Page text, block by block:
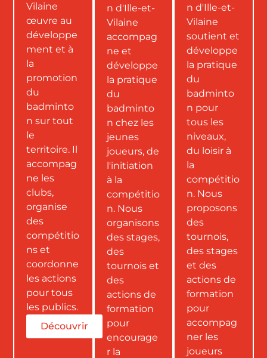
Vilaine
œuvre au
développe
ment et à
la
promotion
du
badminto
n sur tout
le
territoire. Il
accompag
ne les
clubs,
organise
des
compétitio
ns et
coordonne
les actions
pour tous
les publics.
Découvrir
n d'Ille-et-
Vilaine
accompag
ne et
développe
la pratique
du
badminto
n chez les
jeunes
joueurs, de
l'initiation
à la
compétitio
n. Nous
organisons
des stages,
des
tournois et
des
actions de
formation
pour
encourage
r la
n d'Ille-et-
Vilaine
soutient et
développe
la pratique
du
badminto
n pour
tous les
niveaux,
du loisir à
la
compétitio
n. Nous
proposons
des
tournois,
des stages
et des
actions de
formation
pour
accompag
ner les
joueurs